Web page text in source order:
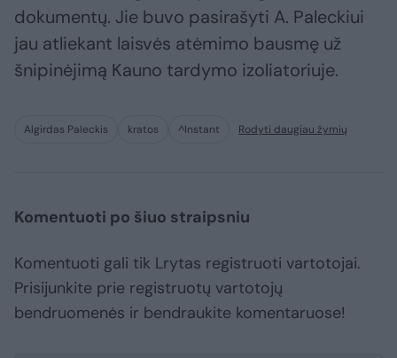
dokumentų. Jie buvo pasirašyti A. Paleckiui
jau atliekant laisvės atėmimo bausmę už
šnipinėjimą Kauno tardymo izoliatoriuje.
Algirdas Paleckis kratos ^Instant Rodyti daugiau žymių
Komentuoti po šiuo straipsniu
Komentuoti gali tik Lrytas registruoti vartotojai.
Prisijunkite prie registruotų vartotojų
bendruomenės ir bendraukite komentaruose!